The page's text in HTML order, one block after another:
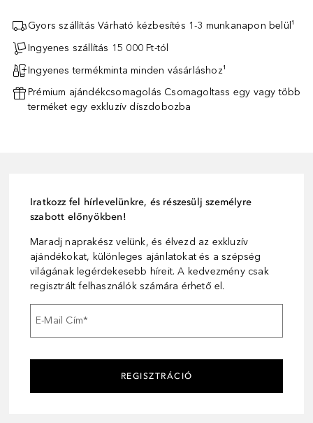
Gyors szállítás Várható kézbesítés 1-3 munkanapon belül¹
Ingyenes szállítás 15 000 Ft-tól
Ingyenes termékminta minden vásárláshoz¹
Prémium ajándékcsomagolás Csomagoltass egy vagy több
terméket egy exkluzív díszdobozba
Iratkozz fel hírlevelünkre, és részesülj személyre
szabott előnyökben!
Maradj naprakész velünk, és élvezd az exkluzív
ajándékokat, különleges ajánlatokat és a szépség
világának legérdekesebb híreit. A kedvezmény csak
regisztrált felhasználók számára érhető el.
E-Mail Cím*
REGISZTRÁCIÓ